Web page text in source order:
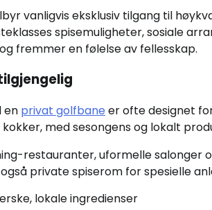
vanligvis eksklusiv tilgang til
spisemuligheter, sosiale
fremmer en følelse av fellesskap.
en privat golfbane er ofte designet
med sesongens og lokalt
restauranter, uformelle salonger
private spiserom for spesielle
lokale ingredienser